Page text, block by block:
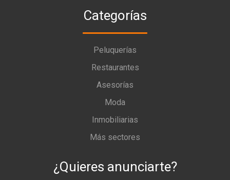
Categorías
Peluquerías
Restaurantes
Asesorías
Moda
Inmobiliarias
Más sectores
¿Quieres anunciarte?